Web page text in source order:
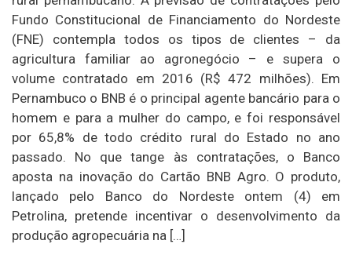
Fundo Constitucional de Financiamento do Nordeste
(FNE) contempla todos os tipos de clientes – da
agricultura familiar ao agronegócio – e supera o
volume contratado em 2016 (R$ 472 milhões). Em
Pernambuco o BNB é o principal agente bancário para o
homem e para a mulher do campo, e foi responsável
por 65,8% de todo crédito rural do Estado no ano
passado. No que tange às contratações, o Banco
aposta na inovação do Cartão BNB Agro. O produto,
lançado pelo Banco do Nordeste ontem (4) em
Petrolina, pretende incentivar o desenvolvimento da
produção agropecuária na […]